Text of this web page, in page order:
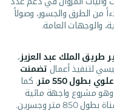
من الطرق والجسور، وصولاً
والوجهات العامة.
طريق الملك عبد العزيز ،
لتنفيذ أعمال تضمنت
550 متر
. كما
وهو مشروع واجهة مائية
متر وجسرين.